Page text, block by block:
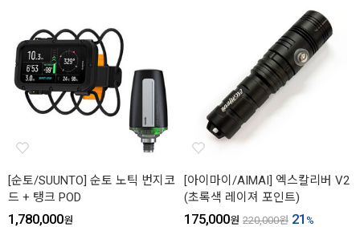
[순토/SUUNTO] 순토 노틱 번지코
드 + 탱크 POD
1,780,000원
[아이마이/AIMAI] 엑스칼리버 V2
(초록색 레이져 포인트)
175,000원 220,000원 21 %